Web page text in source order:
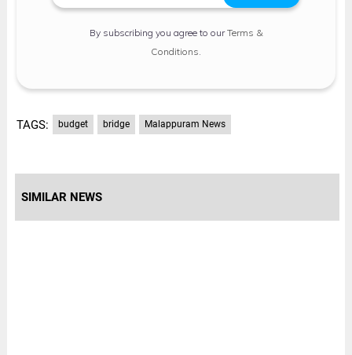
By subscribing you agree to ourTerms &
Conditions
TAGS: budget bridge Malappuram News
SIMILAR NEWS